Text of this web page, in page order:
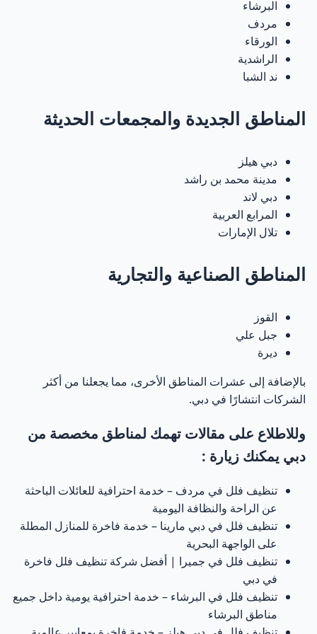
البرشاء
مردف
الورقاء
الراشدية
ند الشبا
المناطق الجديدة والمجمعات الحديثة
دبي هيلز
مدينة محمد بن راشد
دبي لاند
المرابع العربية
تلال الإمارات
المناطق الصناعية والتجارية
القوز
جبل علي
ديرة
بالإضافة إلى عشرات المناطق الأخرى، مما يجعلنا من أكثر
الشركات انتشارًا في دبي.
وللاطلاع على مقالات تهمك لمناطق مخصصة من
دبي يمكنك زيارة :
تنظيف فلل في مردف – خدمة احترافية للعائلات الباحثة
عن الراحة والنظافة اليومية
تنظيف فلل في دبي مارينا – خدمة فاخرة للمنازل المطلة
على الواجهة البحرية
تنظيف فلل في جميرا | أفضل شركة تنظيف فلل فاخرة
في دبي
تنظيف فلل في البرشاء – خدمة احترافية يومية داخل جميع
مناطق البرشاء